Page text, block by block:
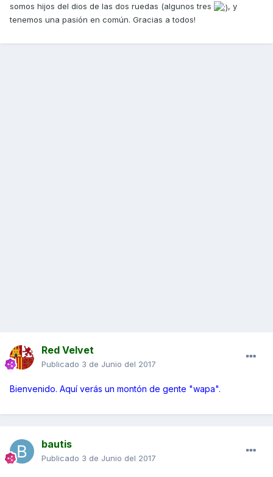
somos hijos del dios de las dos ruedas (algunos tres
, y
tenemos una pasión en común. Gracias a todos!
Red Velvet
Publicado 3 de Junio del 2017
Bienvenido. Aquí verás un montón de gente "wapa".
bautis
Publicado 3 de Junio del 2017